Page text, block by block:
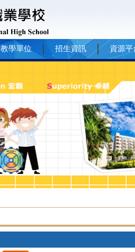
教學單位 招生資訊 資源平